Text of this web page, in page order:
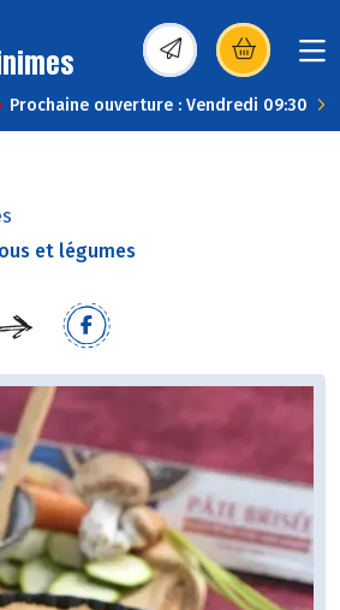
(s’ouvre dans une
Prochaine ouverture : Vendredi 09:30
et légumes